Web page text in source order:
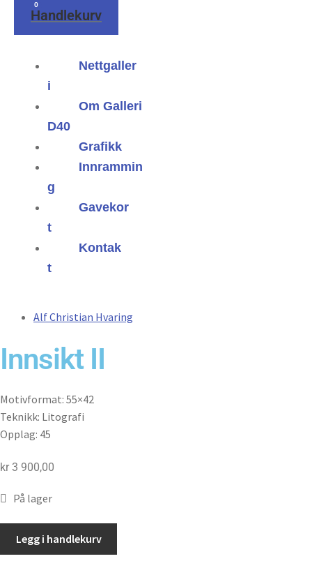
0
Handlekurv
Nettgaller
i
Om Galleri
D40
Grafikk
Innrammin
g
Gavekor
t
Kontak
t
Alf Christian Hvaring
Innsikt II
Motivformat: 55×42
Teknikk: Litografi
Opplag: 45
kr 3 900,00
På lager
Legg i handlekurv